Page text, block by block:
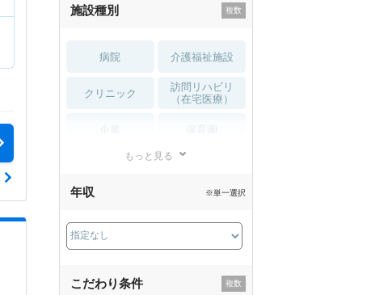
施設種別
病院 介護福祉施設
クリニック
訪問リハビリ
（在宅医療）
薬局・
もっと見る
年収 ※単一選択
こだわり条件